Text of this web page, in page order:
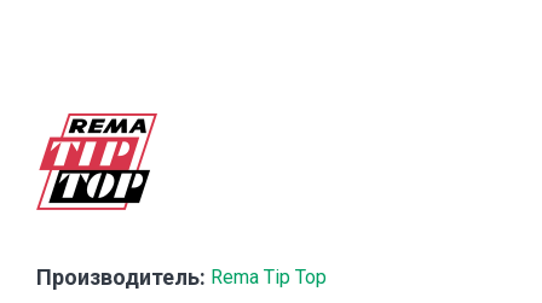
Производитель: Rema Tip Top